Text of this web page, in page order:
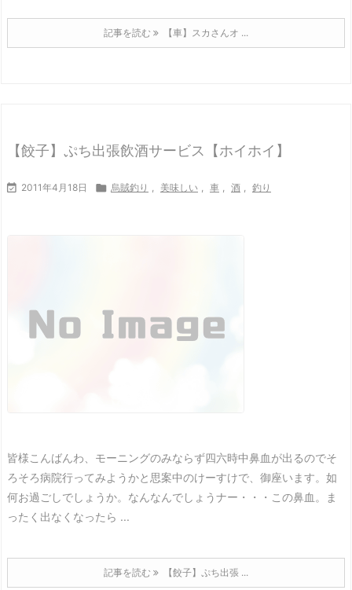
記事を読む 【車】スカさんオ ...
【餃子】ぷち出張飲酒サービス【ホイホイ】
 2011年4月18日  烏賊釣り , 美味しい , 車 , 酒 , 釣り
皆様こんばんわ、モーニングのみならず四六時中鼻血が出るのでそ
ろそろ病院行ってみようかと思案中のけーすけで、御座います。 如
何お過ごしでしょうか。 なんなんでしょうナー・・・この鼻血。
ま
ったく出なくなったら ...
記事を読む 【餃子】ぷち出張 ...